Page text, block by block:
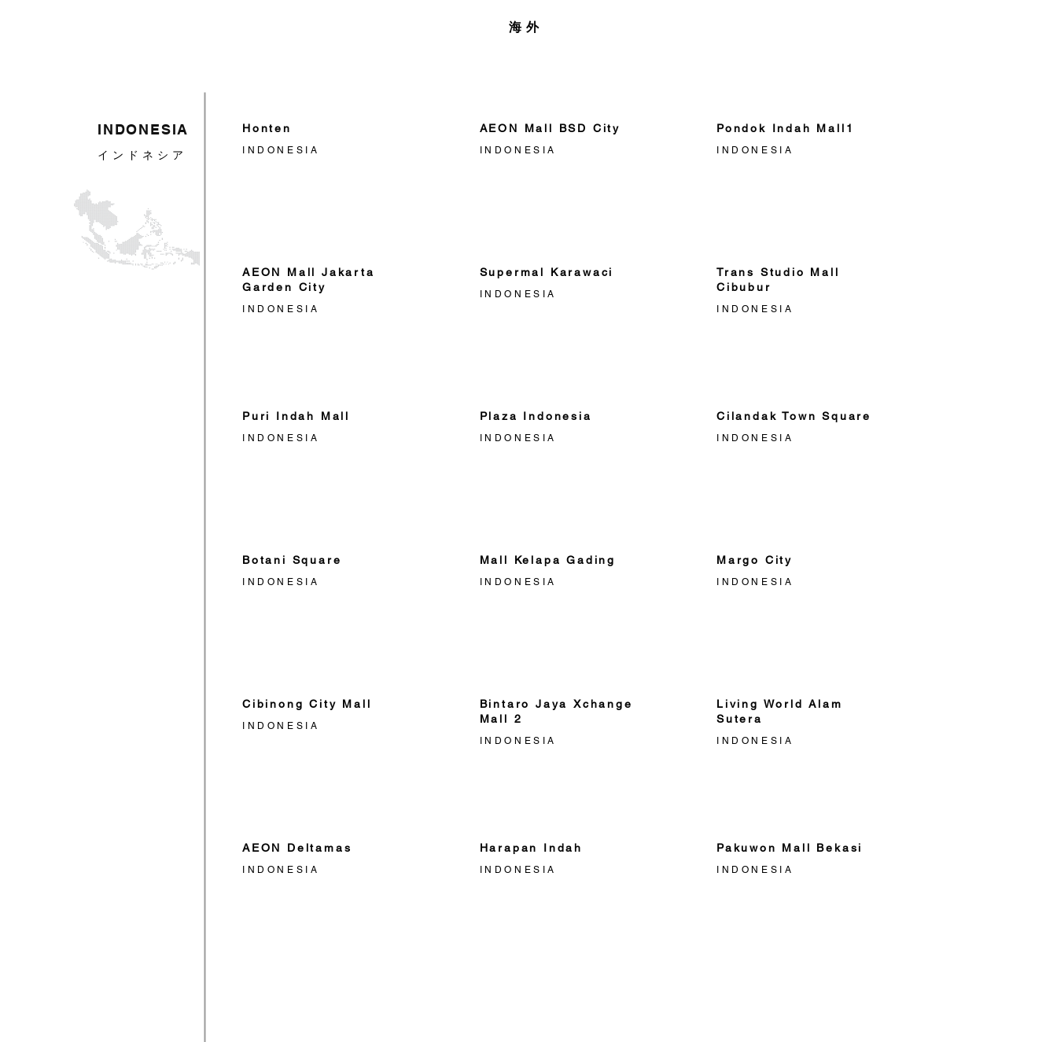
海外
INDONESIA
インドネシア
Honten
INDONESIA
AEON Mall Jakarta
Garden City
INDONESIA
Puri Indah Mall
INDONESIA
Botani Square
INDONESIA
Cibinong City Mall
INDONESIA
AEON Deltamas
INDONESIA
AEON Mall BSD City
INDONESIA
Supermal Karawaci
INDONESIA
Plaza Indonesia
INDONESIA
Mall Kelapa Gading
INDONESIA
Bintaro Jaya Xchange
Mall 2
INDONESIA
Harapan Indah
INDONESIA
Pondok Indah Mall1
INDONESIA
Trans Studio Mall
Cibubur
INDONESIA
Cilandak Town Square
INDONESIA
Margo City
INDONESIA
Living World Alam
Sutera
INDONESIA
Pakuwon Mall Bekasi
INDONESIA